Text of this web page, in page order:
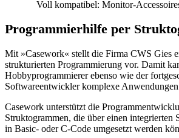
Voll kompatibel: Monitor-
Programmierhilfe per
Mit »Casework« stellt die Firma CWS Gies
strukturierten Programmierung vor. Damit
Hobbyprogrammierer ebenso wie der
Softwareentwickler komplexe
Casework unterstützt die
Struktogrammen, die über einen integrierten
in Basic- oder C-Code umgesetzt werden